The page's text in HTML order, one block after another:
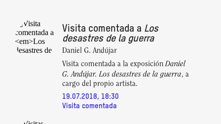
Visita comentada a Los
desastres de la guerra
Daniel G. Andújar
Visita comentada a la exposiciónDaniel
G. Andújar. Los desastres de la guerra, a
cargo del propio artista.
19.07.2018, 18:30
Visita comentada